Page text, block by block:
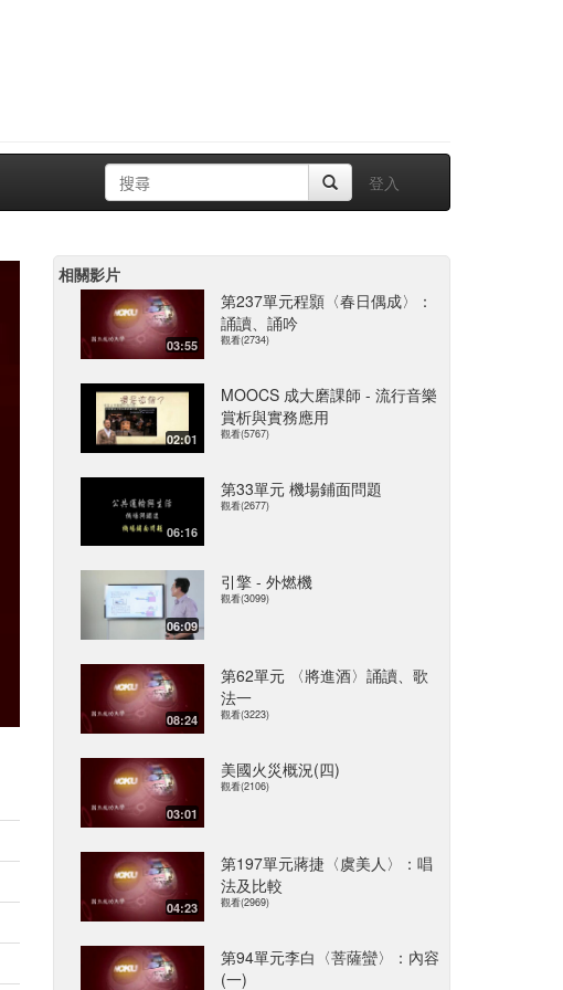
登入
相關影片
03:55
第237單元程顥〈春日偶成〉：
誦讀、誦吟
觀看(2734)
02:01
MOOCS 成大磨課師 - 流行音樂
賞析與實務應用
觀看(5767)
06:16
第33單元 機場鋪面問題
觀看(2677)
06:09
引擎 - 外燃機
觀看(3099)
08:24
第62單元 〈將進酒〉誦讀、歌
法一
觀看(3223)
03:01
美國火災概況(四)
觀看(2106)
04:23
第197單元蔣捷〈虞美人〉：唱
法及比較
觀看(2969)
第94單元李白〈菩薩蠻〉：內容
(一)